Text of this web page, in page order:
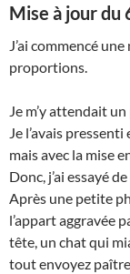
Mise à jour du
J’ai commencé
proportions.
Je m’y attendait
Je l’avais
mais avec la mise
Donc, j’ai essayé
Après une petite
l’appart aggravée
tête, un chat qui
tout envoyez